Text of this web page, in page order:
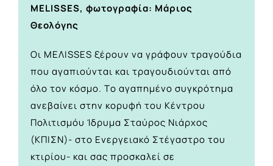
MELISSES, φωτογραφία: Μάριος
Θεολόγης
Οι ΜΕΛΙSSES ξέρουν να γράφουν τραγούδια
που αγαπιούνται και τραγουδιούνται από
όλο τον κόσμο. Tο αγαπημένο συγκρότημα
ανεβαίνει στην κορυφή του Κέντρου
Πολιτισμόυ Ίδρυμα Σταύρος Νιάρχος
(ΚΠΙΣΝ)- στο Ενεργειακό Στέγαστρο του
κτιρίου- και σας προσκαλεί σε